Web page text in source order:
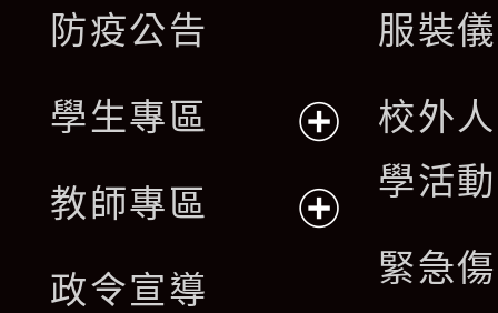
單
選
單
防疫公告
學生專區
開
教師專區
政令宣導
服裝
校外
學活
緊急